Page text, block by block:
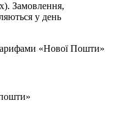
Замовлення,
у день
«Нової Пошти»